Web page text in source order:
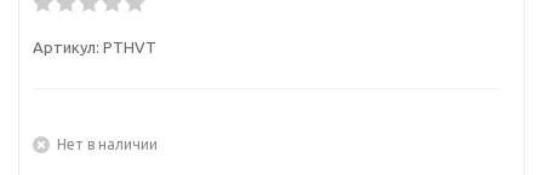
Артикул: PTHVT
Нет в наличии